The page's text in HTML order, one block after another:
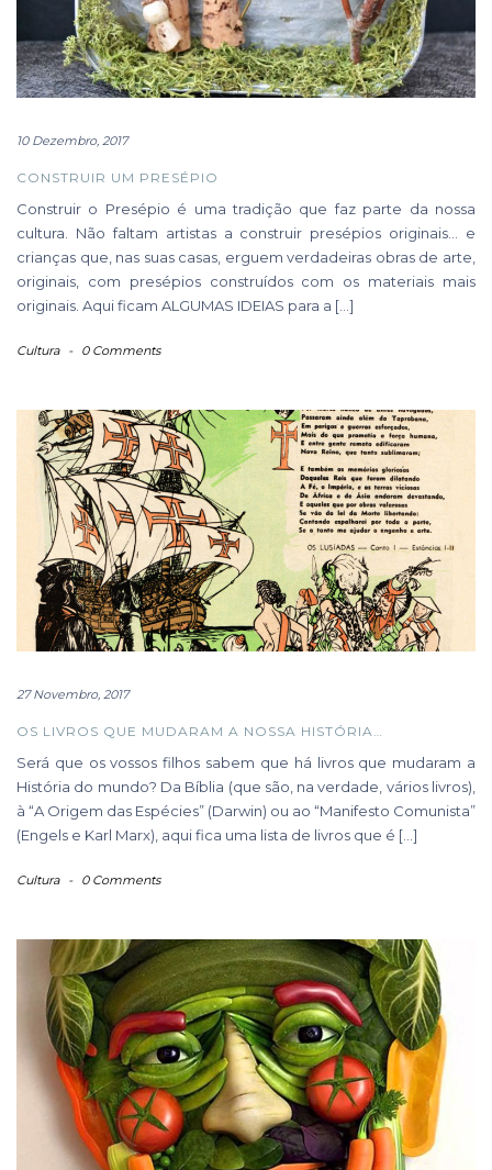
10 Dezembro, 2017
CONSTRUIR UM PRESÉPIO
Construir o Presépio é uma tradição que faz parte da nossa
cultura. Não faltam artistas a construir presépios originais… e
crianças que, nas suas casas, erguem verdadeiras obras de arte,
originais, com presépios construídos com os materiais mais
originais. Aqui ficam ALGUMAS IDEIAS para a […]
Cultura - 0 Comments
27 Novembro, 2017
OS LIVROS QUE MUDARAM A NOSSA HISTÓRIA…
Será que os vossos filhos sabem que há livros que mudaram a
História do mundo? Da Bíblia (que são, na verdade, vários livros),
à “A Origem das Espécies” (Darwin) ou ao “Manifesto Comunista”
(Engels e Karl Marx), aqui fica uma lista de livros que é […]
Cultura - 0 Comments